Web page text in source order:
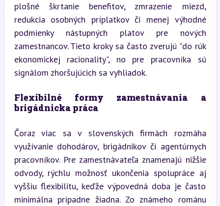
plošné škrtanie benefitov, zmrazenie miezd,
redukcia osobných príplatkov či menej výhodné
podmienky nástupných platov pre nových
zamestnancov. Tieto kroky sa často zverujú "do rúk
ekonomickej racionality", no pre pracovníka sú
signálom zhoršujúcich sa vyhliadok.
Flexibilné formy zamestnávania a
brigádnicka práca
Čoraz viac sa v slovenských firmách rozmáha
využívanie dohodárov, brigádnikov či agentúrnych
pracovníkov. Pre zamestnávateľa znamenajú nižšie
odvody, rýchlu možnosť ukončenia spolupráce aj
vyššiu flexibilitu, keďže výpovedná doba je často
minimálna prípadne žiadna. Zo známeho románu